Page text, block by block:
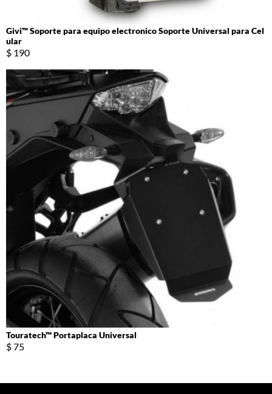
Givi™ Soporte para equipo electronico Soporte Universal para Cel
ular
$ 190
Touratech™ Portaplaca Universal
$ 75